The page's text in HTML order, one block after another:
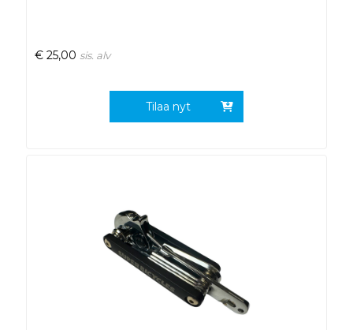
€ 25,00 sis. alv
Tilaa nyt